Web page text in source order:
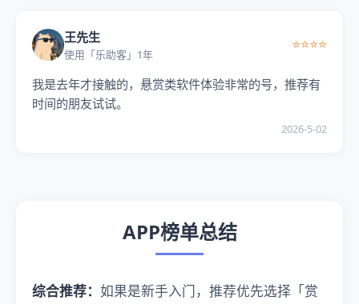
王先生
使用「乐助客」1年
⭐⭐⭐⭐
我是去年才接触的，悬赏类软件体验非常的号，推荐有
时间的朋友试试。
2026-5-02
APP榜单总结
综合推荐： 如果是新手入门，推荐优先选择「赏